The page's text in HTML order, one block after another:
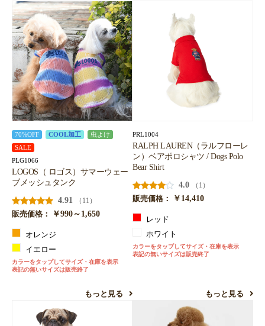
70%OFF COOL加工
虫よけ
SALE
PLG1066
LOGOS（ ロゴス）サマーウェー
ブメッシュタンク
4.91
（11）
販売価格：
￥990～1,650
オレンジ
イエロー
カラーをタップしてサイズ・在庫を表示
表記の無いサイズは販売終了
もっと見る
PRL1004
RALPH LAUREN（ラルフローレ
ン）ベアポロシャツ / Dogs Polo
Bear Shirt
4.0
（1）
販売価格：
￥14,410
レッド
ホワイト
カラーをタップしてサイズ・在庫を表示
表記の無いサイズは販売終了
もっと見る